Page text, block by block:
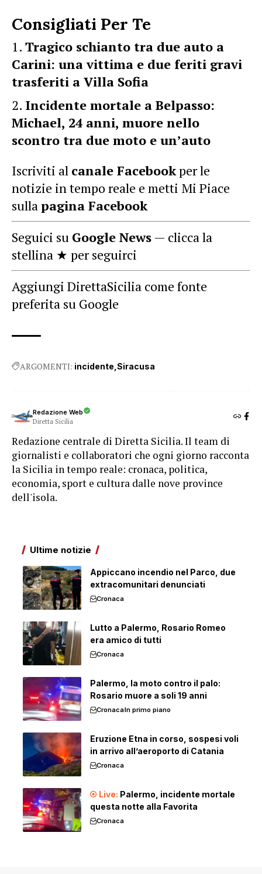
Consigliati Per Te
Tragico schianto tra due auto a
Carini: una vittima e due feriti gravi
trasferiti a Villa Sofia
Incidente mortale a Belpasso:
Michael, 24 anni, muore nello
scontro tra due moto e un’auto
Iscriviti al canale Facebookper le
notizie in tempo reale e metti Mi Piace
sullapagina Facebook
Seguici su Google News — clicca la
stellina ★ per seguirci
Aggiungi DirettaSicilia come fonte
preferita su Google
ARGOMENTI: incidente Siracusa
Redazione Web
Diretta Sicilia
Redazione centrale di Diretta Sicilia. Il team di
giornalisti e collaboratori che ogni giorno racconta
la Sicilia in tempo reale: cronaca, politica,
economia, sport e cultura dalle nove province
dell'isola.
Ultime notizie
Appiccano incendio nel Parco, due
extracomunitari denunciati
Cronaca
Lutto a Palermo, Rosario Romeo
era amico di tutti
Cronaca
Palermo, la moto contro il palo:
Rosario muore a soli 19 anni
CronacaIn primo piano
Eruzione Etna in corso, sospesi voli
in arrivo all’aeroporto di Catania
Cronaca
Palermo, incidente mortale
questa notte alla Favorita
Cronaca